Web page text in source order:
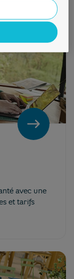
avec une
et tarifs